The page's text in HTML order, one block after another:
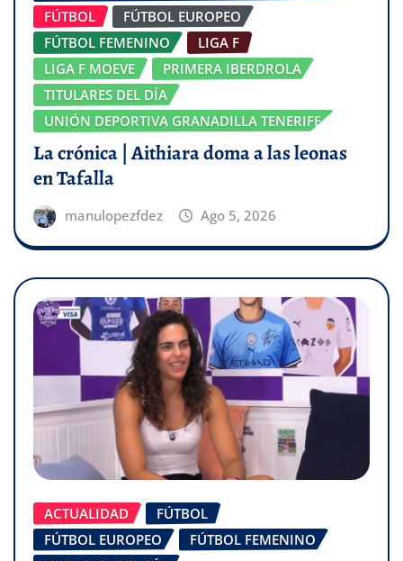
FÚTBOL
FÚTBOL EUROPEO
FÚTBOL FEMENINO
LIGA F
LIGA F MOEVE
PRIMERA IBERDROLA
TITULARES DEL DÍA
UNIÓN DEPORTIVA GRANADILLA TENERIFE
La crónica | Aithiara doma a las leonas
en Tafalla
manulopezfdez Ago 5, 2026
ACTUALIDAD
FÚTBOL
FÚTBOL EUROPEO
FÚTBOL FEMENINO